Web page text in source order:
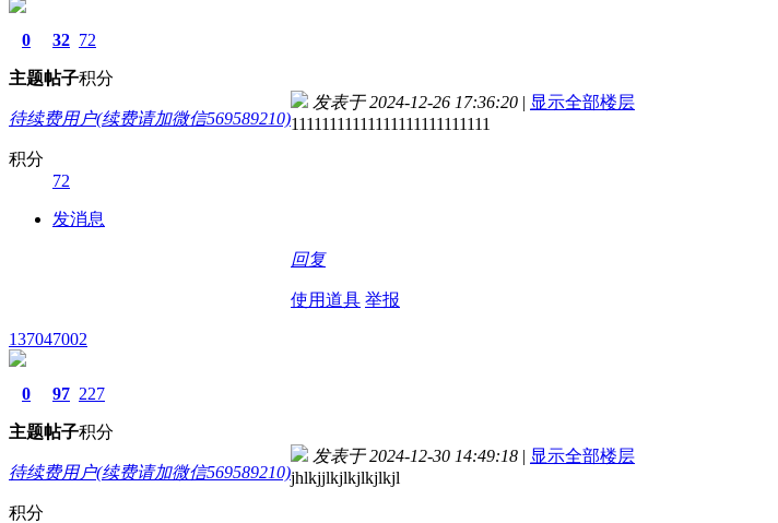
0
主题
32
帖子
72
积分
待续费用户(续费请加微信569589210)
积分
72
发消息
发表于 2024-12-26 17:36:20 | 显示全部楼层
11111111111111111111111111
回复
使用道具 举报
137047002
0
主题
97
帖子
227
积分
待续费用户(续费请加微信569589210)
积分
发表于 2024-12-30 14:49:18 | 显示全部楼层
jhlkjjlkjlkjlkjlkjl